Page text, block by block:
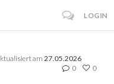
LOGIN
am 27.05.2026
0 0